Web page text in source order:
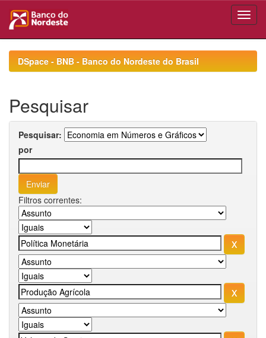
navigationDSpace - BNB - Banco do Nordeste do Brasil
Pesquisar
Pesquisar:
por
Filtros correntes: